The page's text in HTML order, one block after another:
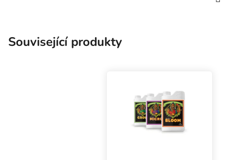
Související produkty